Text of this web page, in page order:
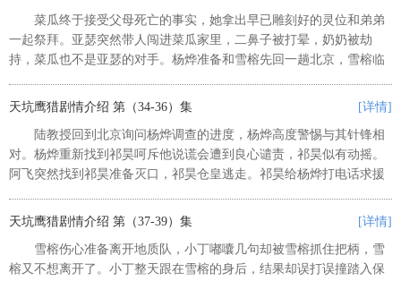
菜瓜终于接受父母死亡的事实，她拿出早已雕刻好的灵位和弟弟
一起祭拜。亚瑟突然带人闯进菜瓜家里，二鼻子被打晕，奶奶被劫
持，菜瓜也不是亚瑟的对手。杨烨准备和雪榕先回一趟北京，雪榕临
帮忙识别却遇到刺杀，老斗得到庇...
天坑鹰猎剧情介绍 第（34-36）集 [详情]
陆教授回到北京询问杨烨调查的进度，杨烨高度警惕与其针锋相
对。杨烨重新找到祁昊呵斥他说谎会遭到良心谴责，祁昊似有动摇。
阿飞突然找到祁昊准备灭口，祁昊仓皇逃走。祁昊给杨烨打电话求援
婆心劝说祁昊自首，祁昊临时反...
天坑鹰猎剧情介绍 第（37-39）集 [详情]
雪榕伤心准备离开地质队，小丁嘟囔几句却被雪榕抓住把柄，雪
榕又不想离开了。小丁整天跟在雪榕的身后，结果却误打误撞踏入保